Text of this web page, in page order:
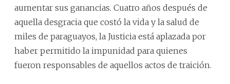
aumentar sus ganancias. Cuatro años después de
aquella desgracia que costó la vida y la salud de
miles de paraguayos, la Justicia está aplazada por
haber permitido la impunidad para quienes
fueron responsables de aquellos actos de traición.